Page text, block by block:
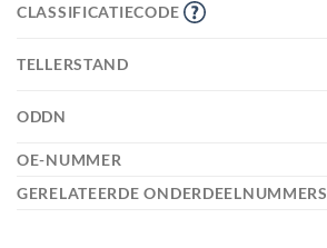
CLASSIFICATIECODE
TELLERSTAND
ODDN
OE-NUMMER
GERELATEERDE ONDERDEELNUMMERS